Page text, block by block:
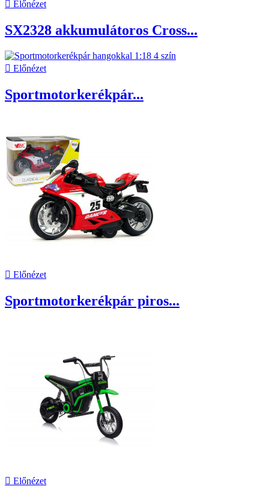
 Előnézet
SX2328 akkumulátoros Cross...
 Előnézet
Sportmotorkerékpár...
 Előnézet
Sportmotorkerékpár piros...
 Előnézet